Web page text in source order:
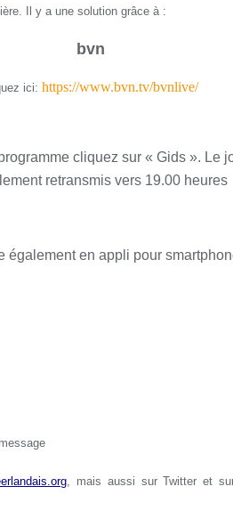
Il y a une solution grâce à :
bvn
ici: https://www.bvn.tv/bvnlive/
cliquez sur « Gids ». Le
retransmis vers 19.00 heures
également en appli pour
, mais aussi sur Twitter et